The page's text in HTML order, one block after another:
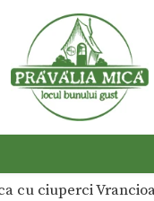
cu ciuperci